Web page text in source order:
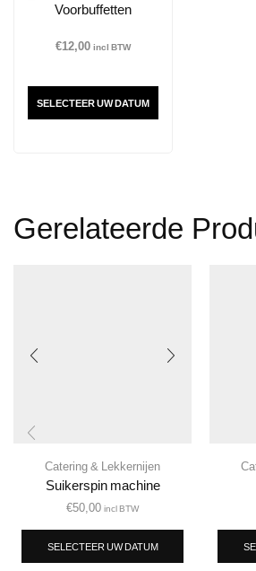
Voorbuffetten
€12,00 incl BTW
SELECTEER UW DATUM
Gerelateerde
Catering & Lekkernijen
Suikerspin machine
€50,00 incl BTW
SELECTEER UW DATUM